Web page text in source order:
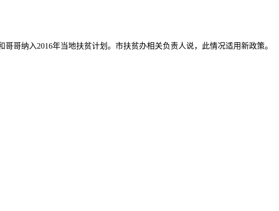
哥纳入2016年当地扶贫计划。市扶贫办相关负责人说，此情况适用新政策。